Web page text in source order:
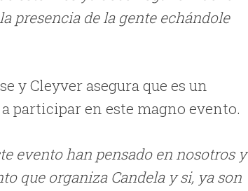
presencia de la gente echándole
y Cleyver asegura que es un
participar en este magno evento.
evento han pensado en nosotros y
que organiza Candela y si, ya son